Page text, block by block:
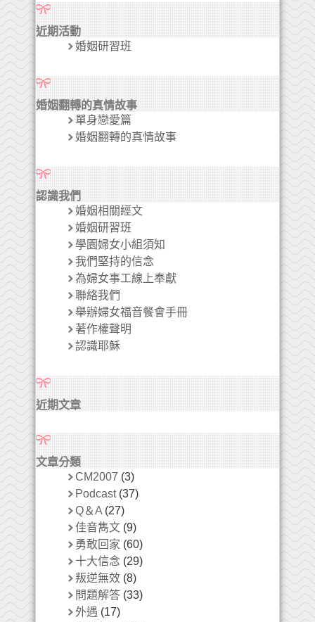
近期活動
婚姻研習班
婚姻翻轉的真情故事
單身戀愛篇
婚姻翻轉的真情故事
認識我們
婚姻相關經文
婚姻研習班
學園婦女小組須知
我們堅持的信念
為婦女事工線上奉獻
聯絡我們
舉辦婦女福音餐會手冊
著作權聲明
認識耶穌
近期文章
文章分類
CM2007 (3)
Podcast(37)
Q＆A (27)
佳音雋文 (9)
勇敢回家 (60)
十大信念 (29)
叛逆無效 (8)
問題解答 (33)
外遇 (17)